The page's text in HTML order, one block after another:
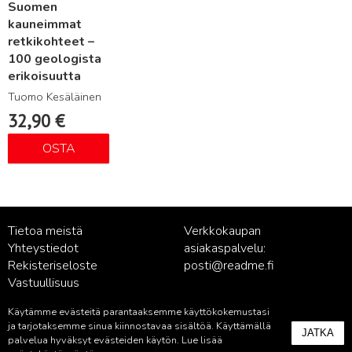
Suomen
kauneimmat
retkikohteet –
100 geologista
erikoisuutta
Tuomo Kesäläinen
32,90 €
OSTA
Tietoa meistä
Yhteystiedot
Rekisteriseloste
Vastuullisuus
Verkkokaupan
asiakaspalvelu:
posti@readme.fi
Kustantamon asiakaspalvelu:
palvelu@readme.fi
Käytämme evästeitä parantaaksemme käyttökokemustasi
ja tarjotaksemme sinua kiinnostavaa sisältöä. Käyttämällä
palvelua hyväksyt evästeiden käytön. Lue lisää
JATKA